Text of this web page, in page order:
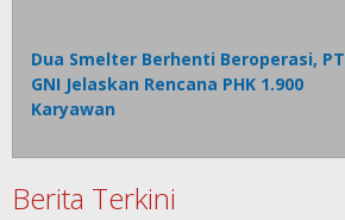
Dua Smelter Berhenti Beroperasi, PT
GNI Jelaskan Rencana PHK 1.900
Karyawan
Berita Terkini